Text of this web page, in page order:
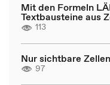
Mit den Formeln
Textbausteine aus
113
Nur sichtbare
97